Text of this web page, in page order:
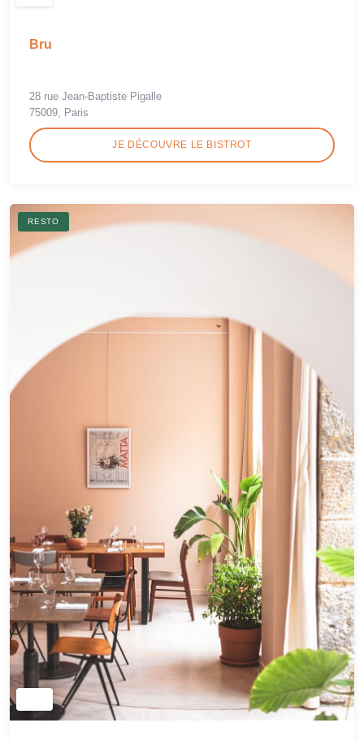
Bru
28 rue Jean-Baptiste Pigalle
75009, Paris
JE DÉCOUVRE LE BISTROT
RESTO